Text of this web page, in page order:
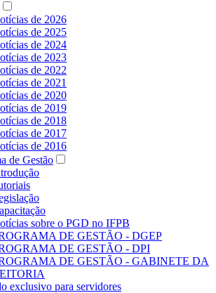
de 2026
de 2025
de 2024
de 2023
de 2022
de 2021
de 2020
de 2019
de 2018
de 2017
de 2016
de Gestão
sobre o PGD no IFPB
DE GESTÃO - DGEP
DE GESTÃO - DPI
DE GESTÃO - GABINETE DA
exclusivo para servidores